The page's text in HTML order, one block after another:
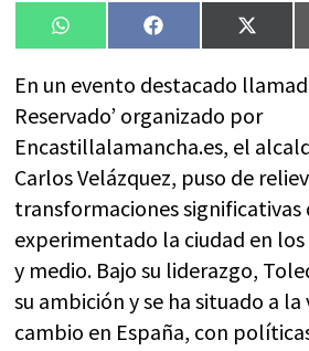
Compartir
en
WhatsAppCompartir
en
Facebook
en
X
En un evento destacado
Reservado’ organizado por
Encastillalamancha.es, el
Carlos Velázquez, puso de
transformaciones significativas
experimentado la ciudad en
y medio. Bajo su liderazgo,
su ambición y se ha situado a
cambio en España, con